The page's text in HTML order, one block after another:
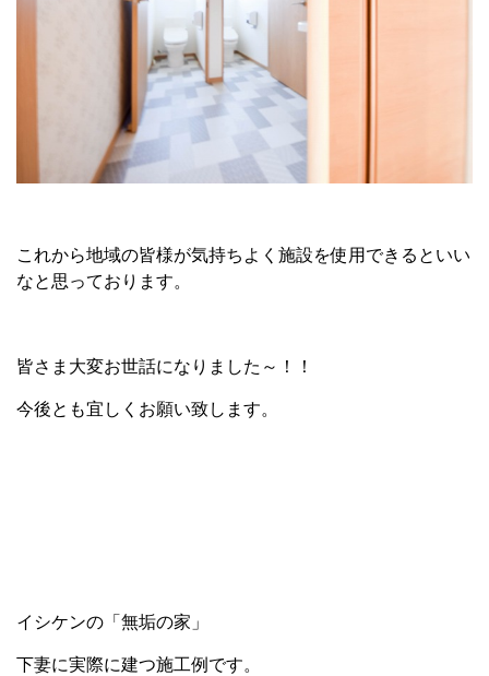
これから地域の皆様が気持ちよく施設を使用できるといい
なと思っております。
皆さま大変お世話になりました～！！
今後とも宜しくお願い致します。
イシケンの「無垢の家」
下妻に実際に建つ施工例です。